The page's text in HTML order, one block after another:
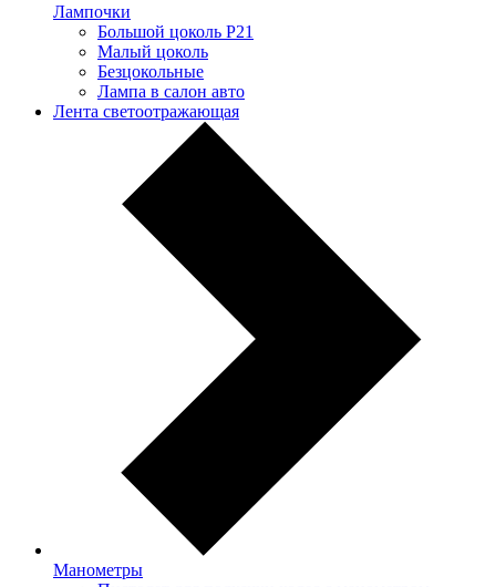
Лампочки
Большой цоколь P21
Малый цоколь
Безцокольные
Лампа в салон авто
Лента светоотражающая
Манометры